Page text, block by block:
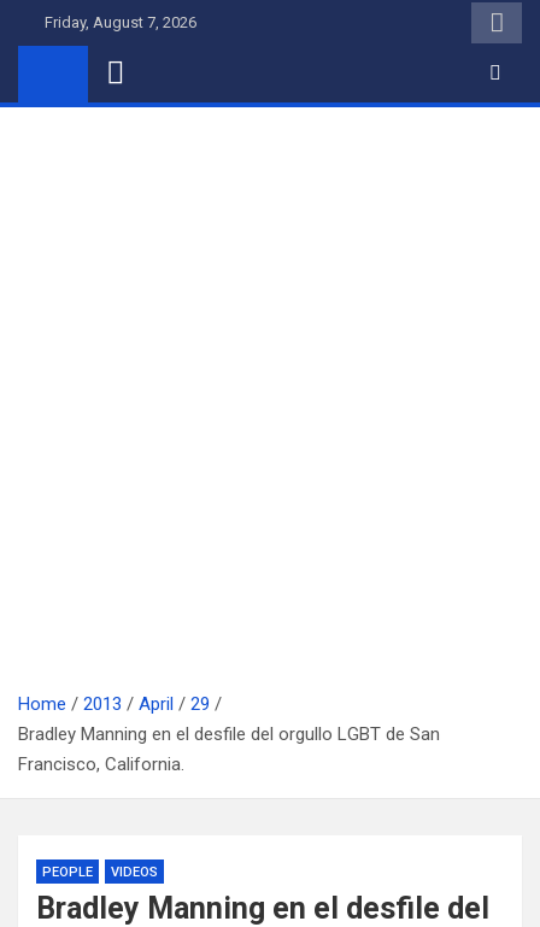
Friday, August 7, 2026
Home 2013 April
29
Bradley Manning en el desfile del orgullo LGBT de San
Francisco, California.
PEOPLE VIDEOS
Bradley Manning en el desfile del